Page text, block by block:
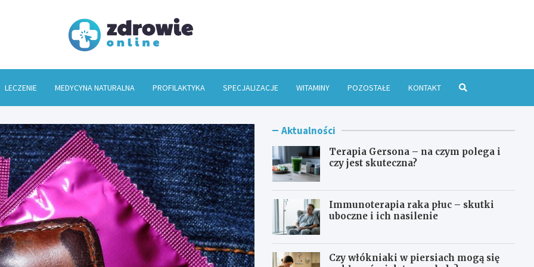
LECZENIE MEDYCYNA NATURALNA PROFILAKTYKA SPECJALIZACJE WITAMINY POZOSTAŁE KONTAKT
Aktualności
Terapia Gersona – na czym polega i
czy jest skuteczna?
Immunoterapia raka płuc – skutki
uboczne i ich nasilenie
Czy włókniaki w piersiach mogą się